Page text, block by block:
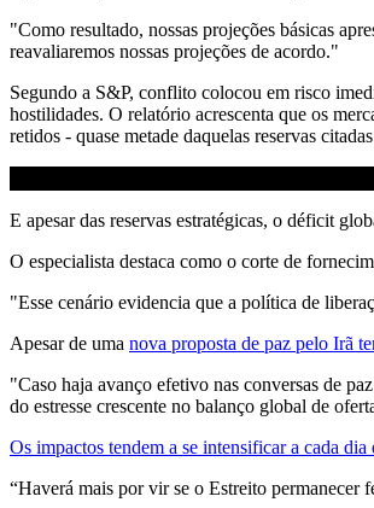
"Como resultado, nossas projeções básicas
reavaliaremos nossas projeções de acordo."
Segundo a S&P, conflito colocou em risco
hostilidades. O relatório acrescenta que os
retidos - quase metade daquelas reservas
E apesar das reservas estratégicas, o déficit
O especialista destaca como o corte de
"Esse cenário evidencia que a política de
Apesar de uma nova proposta de paz pelo Irã
"Caso haja avanço efetivo nas conversas de
do estresse crescente no balanço global de
Os impactos tendem a se intensificar a cada
“Haverá mais por vir se o Estreito